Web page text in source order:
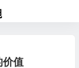
价值